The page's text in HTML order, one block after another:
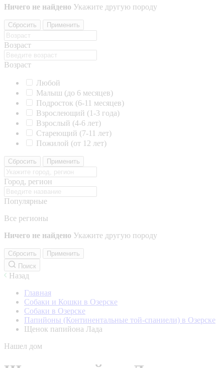
Ничего не найдено Укажите другую породу
Сбросить Применить
Возраст
Возраст
Любой
Малыш (до 6 месяцев)
Подросток (6-11 месяцев)
Взрослеющий (1-3 года)
Взрослый (4-6 лет)
Стареющий (7-11 лет)
Пожилой (от 12 лет)
Сбросить Применить
Город, регион
Популярные
Все регионы
Ничего не найдено Укажите другую породу
Сбросить
Применить
Поиск
Назад
Главная
Собаки и Кошки в Озерске
Собаки в Озерске
Папийоны (Континентальные той-спаниели) в Озерске
Щенок папийона Лада
Нашел дом